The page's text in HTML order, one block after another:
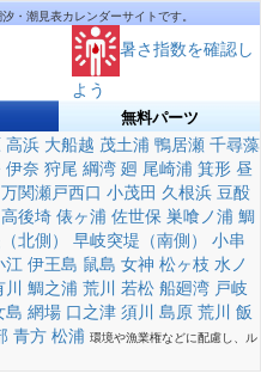
・潮見表カレンダーサイトです。
暑さ指数を確認し
よう
無料パーツ
高浜 大船越 茂土浦 鴨居瀬 千尋藻
伊奈 狩尾 綱湾 廻 尾崎浦 箕形 昼
万関瀬戸西口 小茂田 久根浜 豆酘
高後埼 俵ヶ浦 佐世保 巣喰ノ浦 鯛
北側） 早岐突堤（南側）
小串
江 伊王島 鼠島 女神 松ヶ枝 水ノ
川 鯛之浦 荒川 若松 船廻湾 戸岐
島 網場 口之津 須川 島原 荒川 飯
青方 松浦 環境や漁業権などに配慮し、ル